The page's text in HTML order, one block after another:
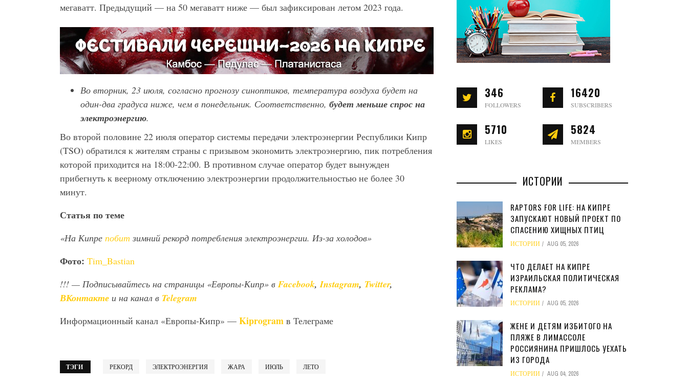
мегаватт. Предыдущий — на 50 мегаватт ниже — был зафиксирован летом 2023 года.
Во вторник, 23 июля, согласно прогнозу синоптиков, температура воздуха будет на
один-два градуса ниже, чем в понедельник. Соответственно, будет меньше спрос на
электроэнергию.
Во второй половине 22 июля оператор системы передачи электроэнергии Республики Кипр
(TSO) обратился к жителям страны с призывом экономить электроэнергию, пик потребления
которой приходится на 18:00-22:00. В противном случае оператор будет вынужден
прибегнуть к веерному отключению электроэнергии продолжительностью не более 30
минут.
Статья по теме
«На Кипре побит зимний рекорд потребления электроэнергии. Из-за холодов»
Фото: Tim_Bastian
!!! — Подписывайтесь на страницы «Европы-Кипр» вFacebook,Instagram, Twitter,
ВКонтакте и на канал в Telegram
Информационный канал «Европы-Кипр» — Kiprogram в Телеграме
ТЭГИ РЕКОРД ЭЛЕКТРОЭНЕРГИЯ ЖАРА ИЮЛЬ ЛЕТО
346
FOLLOWERS
16420
SUBSCRIBERS
5710
LIKES
5824
MEMBERS
ИСТОРИИ
RAPTORS FOR LIFE: НА КИПРЕ
ЗАПУСКАЮТ НОВЫЙ ПРОЕКТ ПО
СПАСЕНИЮ ХИЩНЫХ ПТИЦ
ИСТОРИИ AUG 05, 2026
ЧТО ДЕЛАЕТ НА КИПРЕ
ИЗРАИЛЬСКАЯ ПОЛИТИЧЕСКАЯ
РЕКЛАМА?
ИСТОРИИ AUG 05, 2026
ЖЕНЕ И ДЕТЯМ ИЗБИТОГО НА
ПЛЯЖЕ В ЛИМАССОЛЕ
РОССИЯНИНА ПРИШЛОСЬ УЕХАТЬ
ИЗ ГОРОДА
ИСТОРИИ AUG 04, 2026